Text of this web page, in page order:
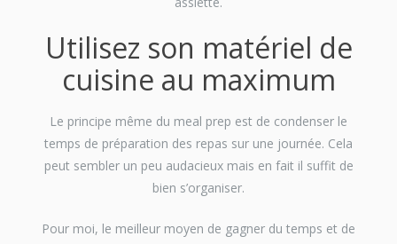
Utilisez son matériel de
cuisine au maximum
Le principe même du meal prep est de condenser le
temps de préparation des repas sur une journée. Cela
peut sembler un peu audacieux mais en fait il suffit de
bien s’organiser.
Pour moi, le meilleur moyen de gagner du temps et de